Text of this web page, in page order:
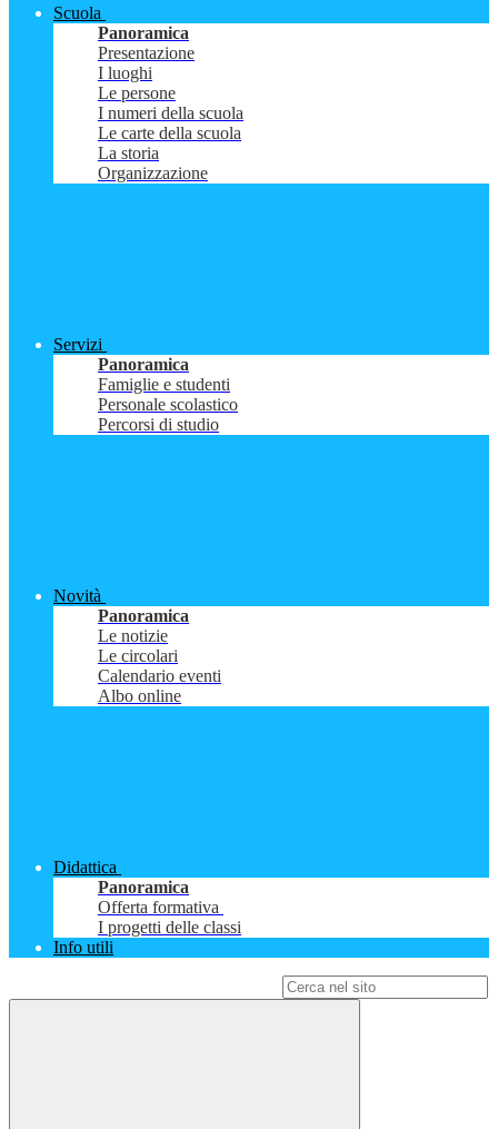
Scuola
Panoramica
Presentazione
I luoghi
Le persone
I numeri della scuola
Le carte della scuola
La storia
Organizzazione
Servizi
Panoramica
Famiglie e studenti
Personale scolastico
Percorsi di studio
Novità
Panoramica
Le notizie
Le circolari
Calendario eventi
Albo online
Didattica
Panoramica
Offerta formativa
I progetti delle classi
Info utili